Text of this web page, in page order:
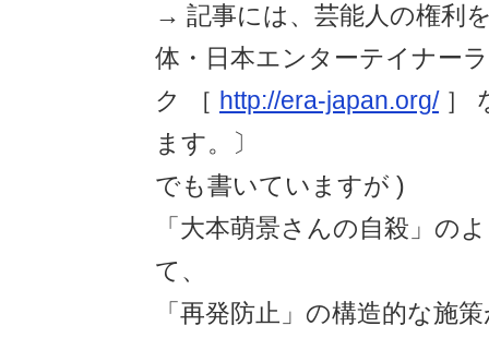
→ 記事には、芸能人の権利
体・日本エンターテイナー
ク ［ http://era-japan.org/］
ます。〕
でも書いていますが )
「大本萌景さんの自殺」の
て、
「再発防止」の構造的な施